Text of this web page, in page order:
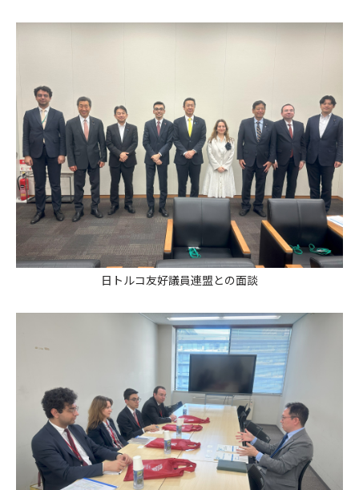
日トルコ友好議員連盟との面談